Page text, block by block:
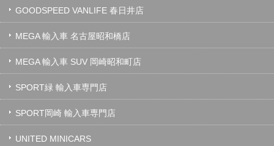
GOODSPEED VANLIFE 春日井店
MEGA 輸入車 名古屋昭和橋店
MEGA 輸入車 SUV 岡崎昭和町店
SPORT緑 輸入車専門店
SPORT岡崎 輸入車専門店
UNITED MINICARS